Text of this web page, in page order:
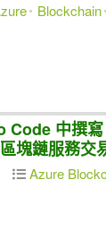
Blockchain
Code 中撰
塊鏈服務交
Azure